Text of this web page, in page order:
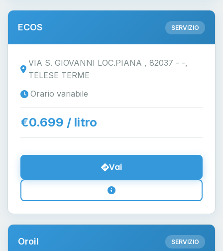
ECOS SERVIZIO
VIA S. GIOVANNI LOC.PIANA , 82037 - -,
TELESE TERME
Orario variabile
€0.699 / litro
Vai
Oroil SERVIZIO